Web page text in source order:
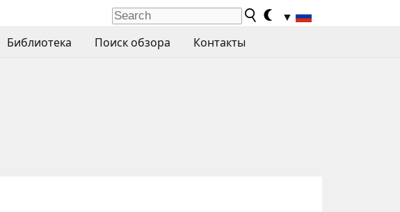
▼
Библиотека Поиск обзора Контакты